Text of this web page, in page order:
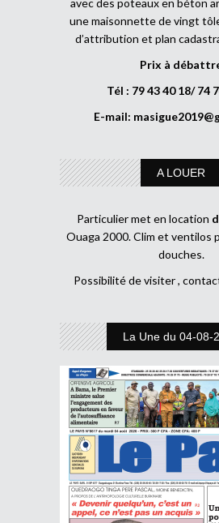
une maisonnette de vingt
d’attribution et plan
Prix à
Tél : 79 43 40 18/ 74
E-mail:
A LOUER
Particulier met en location
Ouaga 2000. Clim et ventilos
douches.
Possibilité de visiter ,
La Une du 04-08-